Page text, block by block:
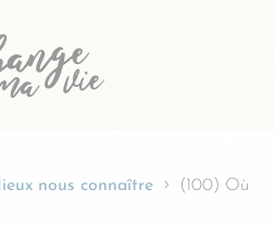
nous connaître
(100) Où